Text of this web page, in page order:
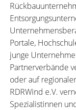
Portale,
junge
Partnerverbände
oder auf
RDRWind e.V.
Spezialistinnen